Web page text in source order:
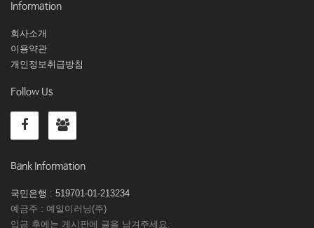
Information
회사소개
이용약관
개인정보취급방침
Follow Us
Bank Information
국민은행 : 519701-01-213234
예금주 : 예일이러닝(주)
입금 후에는 게시판에 글을 남겨주세요.